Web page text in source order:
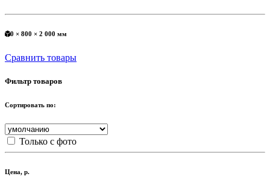
0 × 800 × 2 000 мм
Сравнить товары
Фильтр товаров
Сортировать по:
Только с фото
Цена, р.